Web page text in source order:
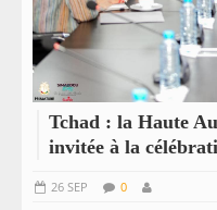
Tchad : la Haute
invitée à la
26 SEP 0